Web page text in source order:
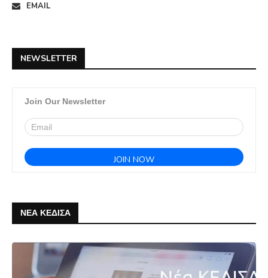
EMAIL
NEWSLETTER
Join Our Newsletter
ΝΕΑ ΚΕΔΙΣΑ